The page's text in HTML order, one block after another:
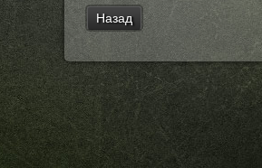
Назад